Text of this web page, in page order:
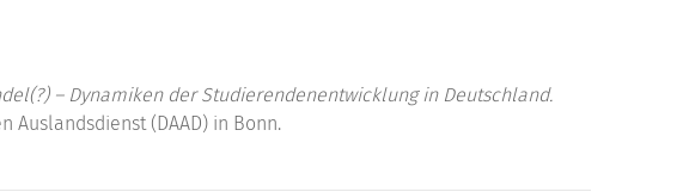
– Dynamiken der Studierendenentwicklung in Deutschland.
Auslandsdienst (DAAD) in Bonn.